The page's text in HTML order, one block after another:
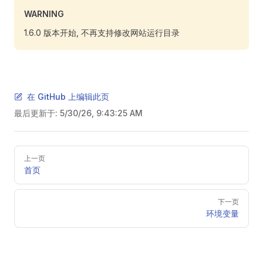
WARNING
1.6.0 版本开始, 不再支持修改网站运行目录
在 GitHub 上编辑此页
最后更新于: 5/30/26, 9:43:25 AM
Pager
上一页
首页
下一页
环境变量